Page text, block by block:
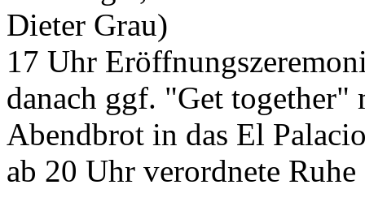
Dieter Grau)
17 Uhr
danach ggf. "Get together"
Abendbrot in das El
ab 20 Uhr verordnete Ruhe